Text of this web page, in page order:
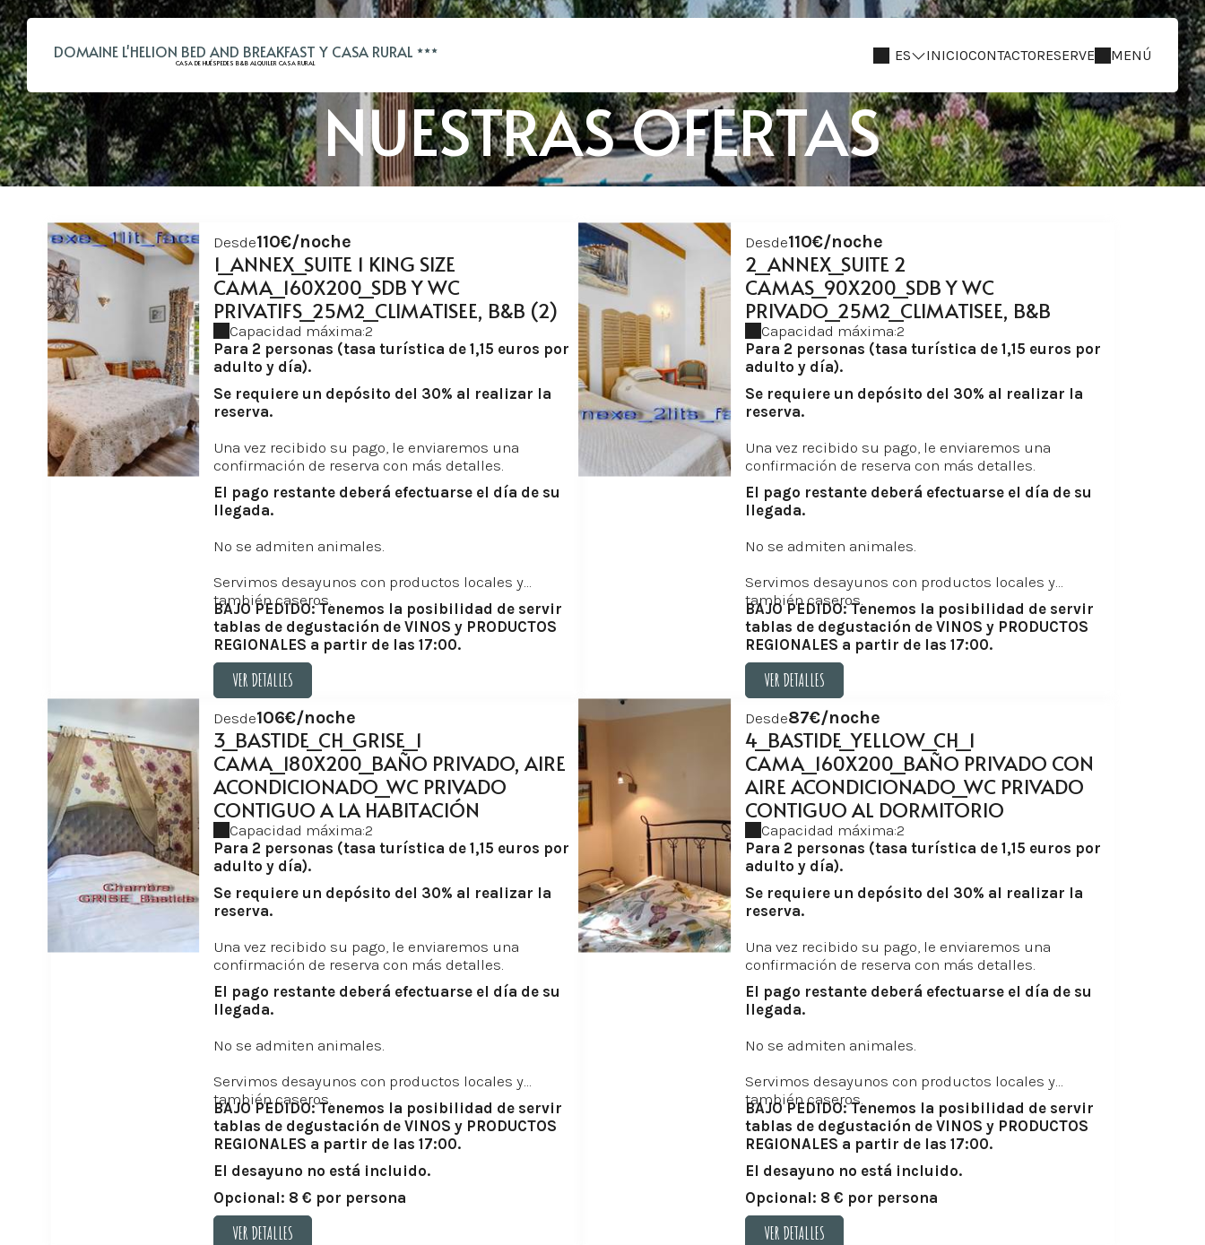
DOMAINE L'HELION BED AND BREAKFAST Y CASA RURAL
CASA DE HUÉSPEDES B&B ALQUILER CASA RURAL ES INICIOCONTACTORESERVE MENÚ
NUESTRAS OFERTAS
Desde110€/noche
1_ANNEX_SUITE 1 KING SIZE
CAMA_160X200_SDB Y WC
PRIVATIFS_25M2_CLIMATISEE, B&B (2)
Capacidad máxima:2
Para 2 personas (tasa turística de 1,15 euros por
adulto y día).
Se requiere un depósito del 30% al realizar la
reserva.
Una vez recibido su pago, le enviaremos una
confirmación de reserva con más detalles.
El pago restante deberá efectuarse el día de su
llegada.
No se admiten animales.
Servimos desayunos con productos locales y
también caseros.
BAJO PEDIDO: Tenemos la posibilidad de servir
tablas de degustación de VINOS y PRODUCTOS
REGIONALES a partir de las 17:00.
VER DETALLES
VER DETALLES
Desde110€/noche
2_ANNEX_SUITE 2
CAMAS_90X200_SDB Y WC
PRIVADO_25M2_CLIMATISEE, B&B
Capacidad máxima:2
Para 2 personas (tasa turística de 1,15 euros por
adulto y día).
Se requiere un depósito del 30% al realizar la
reserva.
Una vez recibido su pago, le enviaremos una
confirmación de reserva con más detalles.
El pago restante deberá efectuarse el día de su
llegada.
No se admiten animales.
Servimos desayunos con productos locales y
también caseros.
BAJO PEDIDO: Tenemos la posibilidad de servir
tablas de degustación de VINOS y PRODUCTOS
REGIONALES a partir de las 17:00.
VER DETALLES
VER DETALLES
Desde106€/noche
3_BASTIDE_CH_GRISE_1
CAMA_180X200_BAÑO PRIVADO, AIRE
ACONDICIONADO_WC PRIVADO
CONTIGUO A LA HABITACIÓN
Capacidad máxima:2
Para 2 personas (tasa turística de 1,15 euros por
adulto y día).
Se requiere un depósito del 30% al realizar la
reserva.
Una vez recibido su pago, le enviaremos una
confirmación de reserva con más detalles.
El pago restante deberá efectuarse el día de su
llegada.
No se admiten animales.
Servimos desayunos con productos locales y
también caseros.
BAJO PEDIDO: Tenemos la posibilidad de servir
tablas de degustación de VINOS y PRODUCTOS
REGIONALES a partir de las 17:00.
El desayuno no está incluido.
Opcional: 8 € por persona
VER DETALLES
Desde87€/noche
4_BASTIDE_YELLOW_CH_1
CAMA_160X200_BAÑO PRIVADO CON
AIRE ACONDICIONADO_WC PRIVADO
CONTIGUO AL DORMITORIO
Capacidad máxima:2
Para 2 personas (tasa turística de 1,15 euros por
adulto y día).
Se requiere un depósito del 30% al realizar la
reserva.
Una vez recibido su pago, le enviaremos una
confirmación de reserva con más detalles.
El pago restante deberá efectuarse el día de su
llegada.
No se admiten animales.
Servimos desayunos con productos locales y
también caseros.
BAJO PEDIDO: Tenemos la posibilidad de servir
tablas de degustación de VINOS y PRODUCTOS
REGIONALES a partir de las 17:00.
El desayuno no está incluido.
Opcional: 8 € por persona
VER DETALLES